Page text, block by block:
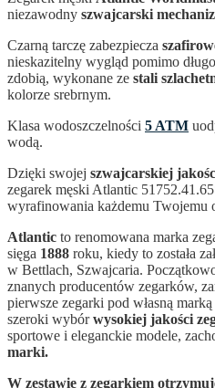
niezawodny szwajcarski
Czarną tarczę zabezpiecza
nieskazitelny wygląd pomimo
zdobią, wykonane ze stali
kolorze srebrnym.
Klasa wodoszczelności 5 ATM
wodą.
Dzięki swojej szwajcarskiej
zegarek męski Atlantic
wyrafinowania każdemu Twojemu
Atlantic to renomowana marka
sięga 1888 roku, kiedy to została
w Bettlach, Szwajcaria.
znanych producentów zegarków,
pierwsze zegarki pod własną
szeroki wybórwysokiej jakości
sportowe i eleganckie modele,
marki.
W zestawie z zegarkiem